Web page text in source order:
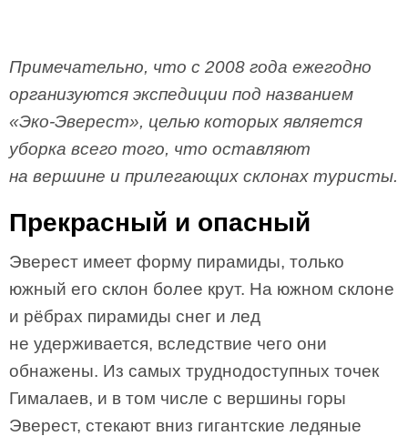
Примечательно, что с 2008 года ежегодно
организуются экспедиции под названием
«Эко-Эверест», целью которых является
уборка всего того, что оставляют
на вершине и прилегающих склонах туристы.
Прекрасный и опасный
Эверест имеет форму пирамиды, только
южный его склон более крут. На южном склоне
и рёбрах пирамиды снег и лед
не удерживается, вследствие чего они
обнажены. Из самых труднодоступных точек
Гималаев, и в том числе с вершины горы
Эверест, стекают вниз гигантские ледяные